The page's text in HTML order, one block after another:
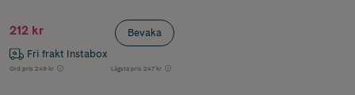
212 kr
Fri frakt Instabox
Ord.pris 249 kr Lägsta pris 247 kr
Bevaka